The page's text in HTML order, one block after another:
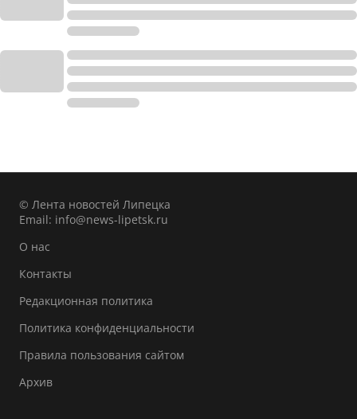
© Лента новостей Липецка
Email: info@news-lipetsk.ru
О нас
Контакты
Редакционная политика
Политика конфиденциальности
Правила пользования сайтом
Архив